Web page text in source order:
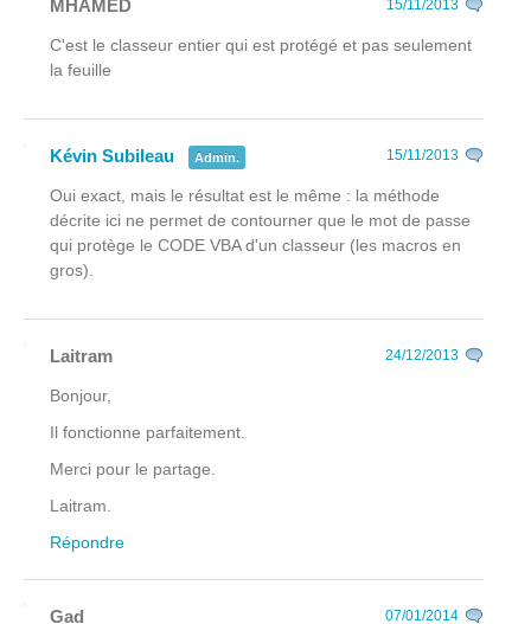
MHAMED 15/11/2013
C'est le classeur entier qui est protégé et pas seulement
la feuille
Kévin Subileau Admin. 15/11/2013
Oui exact, mais le résultat est le même : la méthode
décrite ici ne permet de contourner que le mot de passe
qui protège le CODE VBA d'un classeur (les macros en
gros).
Laitram 24/12/2013
Bonjour,
Il fonctionne parfaitement.
Merci pour le partage.
Laitram.
Répondre
Gad 07/01/2014